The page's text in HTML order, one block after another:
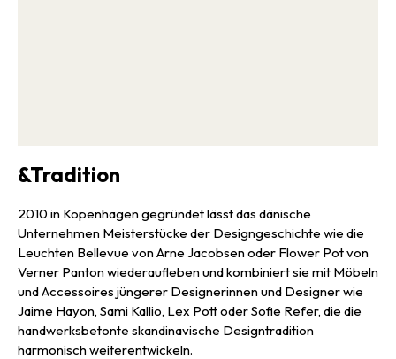
&Tradition
2010 in Kopenhagen gegründet lässt das dänische
Unternehmen Meisterstücke der Designgeschichte wie die
Leuchten Bellevue von Arne Jacobsen oder Flower Pot von
Verner Panton wiederaufleben und kombiniert sie mit Möbeln
und Accessoires jüngerer Designerinnen und Designer wie
Jaime Hayon, Sami Kallio, Lex Pott oder Sofie Refer, die die
handwerksbetonte skandinavische Designtradition
harmonisch weiterentwickeln.